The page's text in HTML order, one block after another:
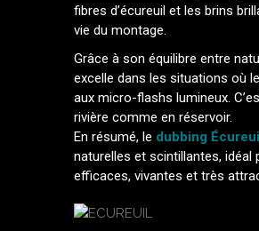
fibres d’écureuil et les brins
vie du montage.
Grâce à son équilibre entre
excelle dans les situations où
aux micro-flashs lumineux.
rivière comme en réservoir.
En résumé, le dubbing
naturelles et scintillantes,
efficaces, vivantes et très